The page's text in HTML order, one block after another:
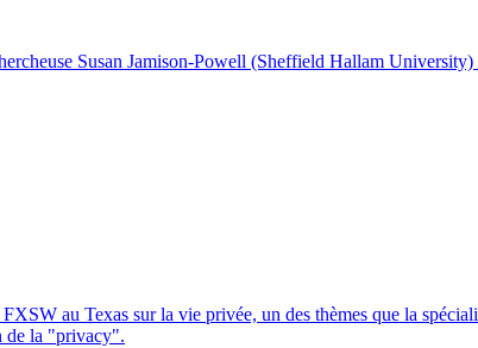
Susan Jamison-Powell (Sheffield Hallam
au Texas sur la vie privée, un des thèmes que la
de la "privacy".